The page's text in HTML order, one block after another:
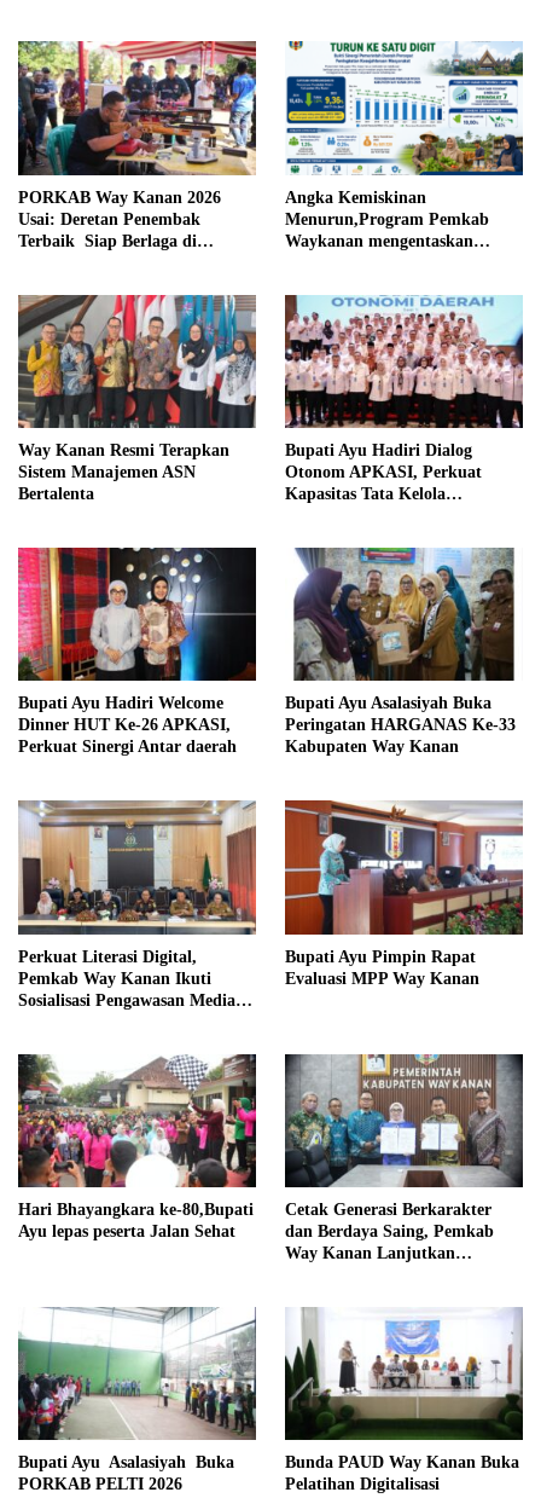
PORKAB Way Kanan 2026
Usai: Deretan Penembak
Terbaik Siap Berlaga di
Angka Kemiskinan
Menurun,Program Pemkab
Waykanan mengentaskan
Way Kanan Resmi Terapkan
Sistem Manajemen ASN
Bertalenta
Bupati Ayu Hadiri Dialog
Otonom APKASI, Perkuat
Kapasitas Tata Kelola
Bupati Ayu Hadiri Welcome
Dinner HUT Ke-26 APKASI,
Perkuat Sinergi Antar daerah
Bupati Ayu Asalasiyah Buka
Peringatan HARGANAS Ke-33
Kabupaten Way Kanan
Perkuat Literasi Digital,
Pemkab Way Kanan Ikuti
Sosialisasi Pengawasan Media
Bupati Ayu Pimpin Rapat
Evaluasi MPP Way Kanan
Hari Bhayangkara ke-80,Bupati
Ayu lepas peserta Jalan Sehat
Cetak Generasi Berkarakter
dan Berdaya Saing, Pemkab
Way Kanan Lanjutkan
Bupati Ayu Asalasiyah Buka
PORKAB PELTI 2026
Bunda PAUD Way Kanan Buka
Pelatihan Digitalisasi